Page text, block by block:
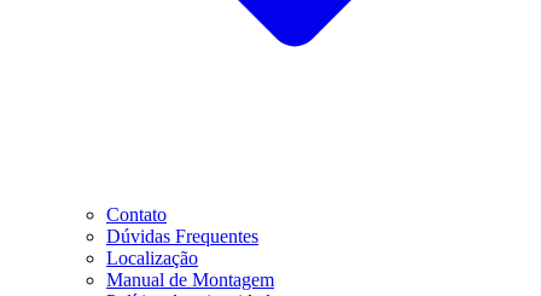
Contato
Dúvidas Frequentes
Localização
Manual de Montagem